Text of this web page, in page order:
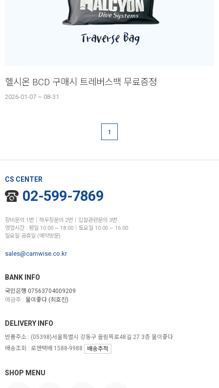
헬시온 BCD 구매시 트레버스백 무료증정
2026-01-07 ~ 08-31
1
CS CENTER
02-599-7869
장비문의 1번│하우징문의 2번│입찰관련문의 3번
영업시간 : 평일 10:00 ~ 18:00│토요일 10:00 ~ 16:00
일요일 공휴일 (예약방문)
sales@camwise.co.kr
BANK INFO
국민은행 07563704009209
예금주 : 물이좋다 (최호진)
SHOP MENU
DELIVERY INFO
반품주소 : (05398)서울특별시 강동구 올림픽로48길 27 3층 물이좋다
배송조회 : 로젠택배 1588-9988
배송추적